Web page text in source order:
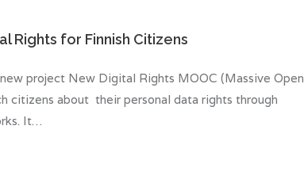
Rights for Finnish Citizens
project New Digital Rights MOOC (Massive Open
citizens about their personal data rights through
It…